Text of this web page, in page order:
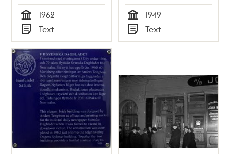
Tid
1962
Typ
Text Tid
1949
Typ
Text